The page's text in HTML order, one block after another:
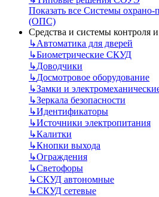
Показать все Системы
(ОПС)
Средства и системы контроля
↳Автоматика для дверей
↳Биометрические СКУД
↳Доводчики
↳Досмотровое оборудование
↳Замки и
↳Зеркала безопасности
↳Идентификаторы
↳Источники электропитания
↳Калитки
↳Кнопки выхода
↳Ограждения
↳Светофоры
↳СКУД автономные
↳СКУД сетевые